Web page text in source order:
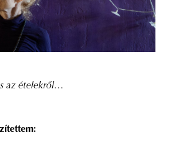
az ételekről…